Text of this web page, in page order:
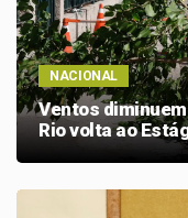
NACIONAL
Ventos
Rio volta ao